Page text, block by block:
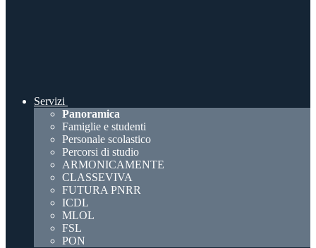
Servizi
Panoramica
Famiglie e studenti
Personale scolastico
Percorsi di studio
ARMONICAMENTE
CLASSEVIVA
FUTURA PNRR
ICDL
MLOL
FSL
PON